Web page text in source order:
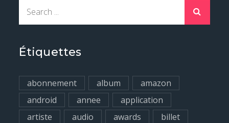
r
h
f
o
Étiquettes
abonnement album
amazon
android
annee
application
artiste
audio awards
billet